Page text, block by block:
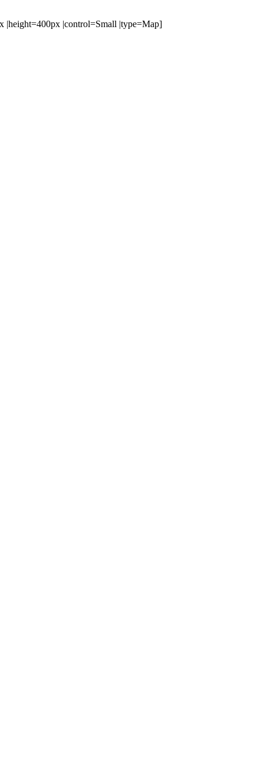
|height=400px |control=Small |type=Map]